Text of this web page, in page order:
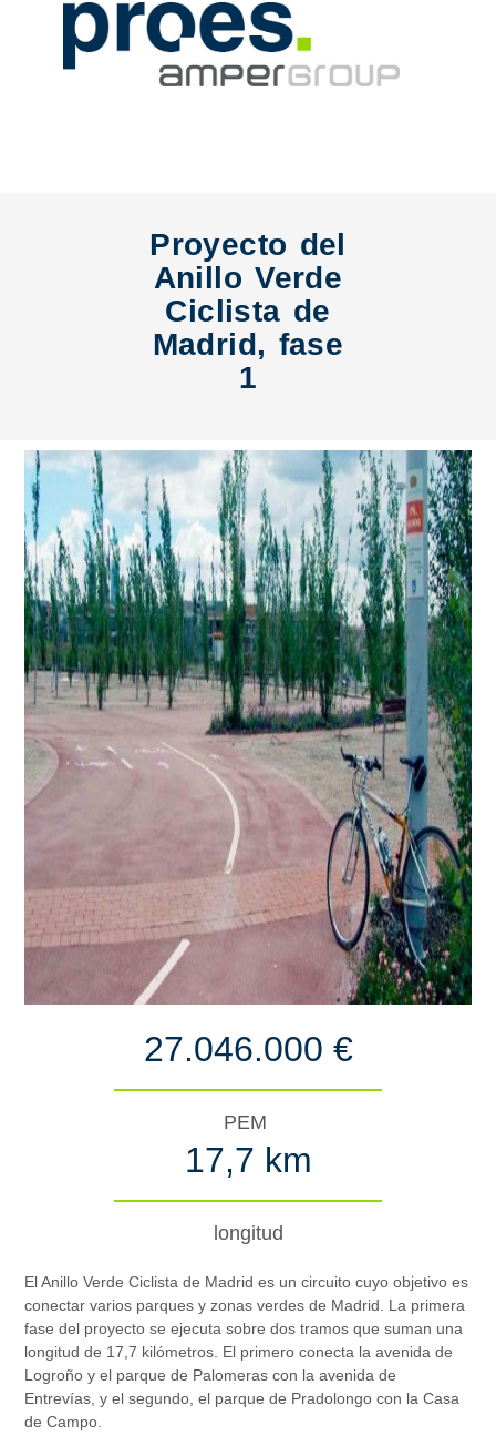
Proyecto del
Anillo Verde
Ciclista de
Madrid, fase
1
27.046.000 €
PEM
17,7 km
longitud
El Anillo Verde Ciclista de Madrid es un circuito cuyo objetivo es
conectar varios parques y zonas verdes de Madrid. La primera
fase del proyecto se ejecuta sobre dos tramos que suman una
longitud de 17,7 kilómetros. El primero conecta la avenida de
Logroño y el parque de Palomeras con la avenida de
Entrevías, y el segundo, el parque de Pradolongo con la Casa
de Campo.